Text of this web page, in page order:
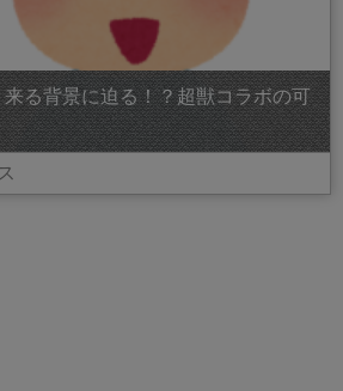
る背景に迫る！？超獣コラボの可